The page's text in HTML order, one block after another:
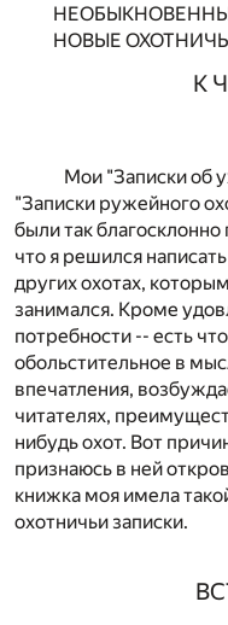
НОВЫЕ
К
Мои "Записки об
"Записки ружейного
были так
что я решился
других охотах,
занимался. Кроме
потребности -- есть
обольстительное в
впечатления,
читателях,
нибудь охот. Вот
признаюсь в ней
книжка моя имела
охотничьи записки.